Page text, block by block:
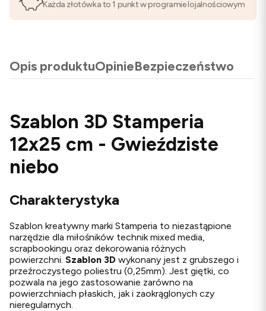
Każda złotówka to 1 punkt w programie lojalnościowym
Opis produktuOpinieBezpieczeństwo
Szablon 3D Stamperia
12x25 cm - Gwieździste
niebo
Charakterystyka
Szablon kreatywny marki Stamperia to niezastąpione
narzędzie dla miłośników technik mixed media,
scrapbookingu oraz dekorowania różnych
powierzchni. Szablon 3D wykonany jest z grubszego i
przeźroczystego poliestru (0,25mm). Jest giętki, co
pozwala na jego zastosowanie zarówno na
powierzchniach płaskich, jak i zaokrąglonych czy
nieregularnych.